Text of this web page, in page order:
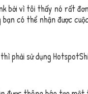
bởi vì tôi thấy nó rất
có thể nhận được
phải sử dụng